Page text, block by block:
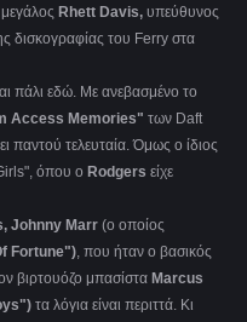
Rhett Davis, υπεύθυνος
δισκογραφίας του Ferry στα
πάλι εδώ. Με ανεβασμένο το
Access Memories" των Daft
παντού τελευταία. Όμως ο ίδιος
όπου o Rodgers είχε
, Johnny Marr (ο οποίος
Fortune"), που ήταν ο βασικός
βιρτουόζο μπασίστα Marcus
) τα λόγια είναι περιττά. Κι